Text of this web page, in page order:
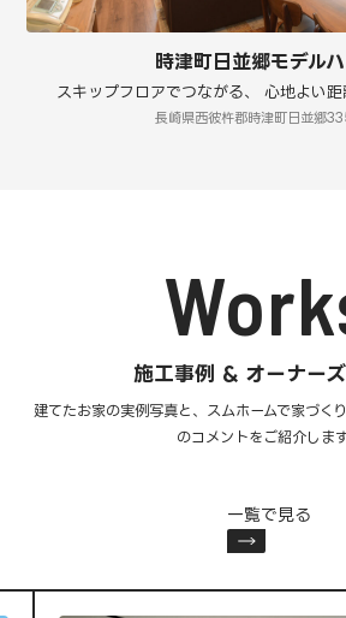
時津町日並郷モデル
スキップフロアでつながる、 心地よい距
長崎県西彼杵郡時津町日並郷
施工事例 & オーナー
建てたお家の実例写真と、スムホームで家づく
のコメントをご紹介します
一覧で見る